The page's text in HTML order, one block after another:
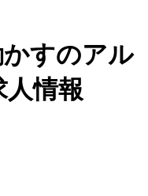
すのアル
情報